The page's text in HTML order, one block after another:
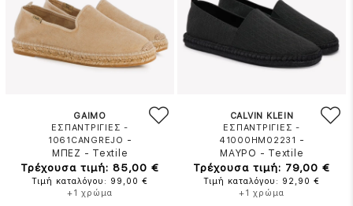
GAIMO
ΕΣΠΑΝΤΡΙΓΙΕΣ -
1061CANGREJO -
ΜΠΕΖ - Textile
Τρέχουσα τιμή: 85,00 €
Τιμή καταλόγου: 99,00 €
+1 χρώμα
CALVIN KLEIN
ΕΣΠΑΝΤΡΙΓΙΕΣ -
41000HM02231 -
ΜΑΥΡΟ - Textile
Τρέχουσα τιμή: 79,00 €
Τιμή καταλόγου: 92,90 €
+1 χρώμα